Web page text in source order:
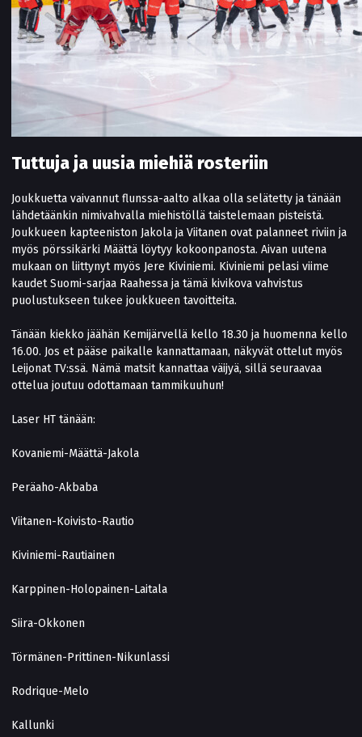
Tuttuja ja uusia miehiä rosteriin
Joukkuetta vaivannut flunssa-aalto alkaa olla selätetty ja tänään
lähdetäänkin nimivahvalla miehistöllä taistelemaan pisteistä.
Joukkueen kapteeniston Jakola ja Viitanen ovat palanneet riviin ja
myös pörssikärki Määttä löytyy kokoonpanosta. Aivan uutena
mukaan on liittynyt myös Jere Kiviniemi. Kiviniemi pelasi viime
kaudet Suomi-sarjaa Raahessa ja tämä kivikova vahvistus
puolustukseen tukee joukkueen tavoitteita.
Tänään kiekko jäähän Kemijärvellä kello 18.30 ja huomenna kello
16.00. Jos et pääse paikalle kannattamaan, näkyvät ottelut myös
Leijonat TV:ssä. Nämä matsit kannattaa väijyä, sillä seuraavaa
ottelua joutuu odottamaan tammikuuhun!
Laser HT tänään:
Kovaniemi-Määttä-Jakola
Peräaho-Akbaba
Viitanen-Koivisto-Rautio
Kiviniemi-Rautiainen
Karppinen-Holopainen-Laitala
Siira-Okkonen
Törmänen-Prittinen-Nikunlassi
Rodrique-Melo
Kallunki